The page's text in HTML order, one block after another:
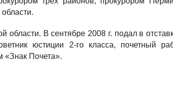
области. В сентябре 2008 г. подал в
юстиции 2-го класса, почетный
«Знак Почета».